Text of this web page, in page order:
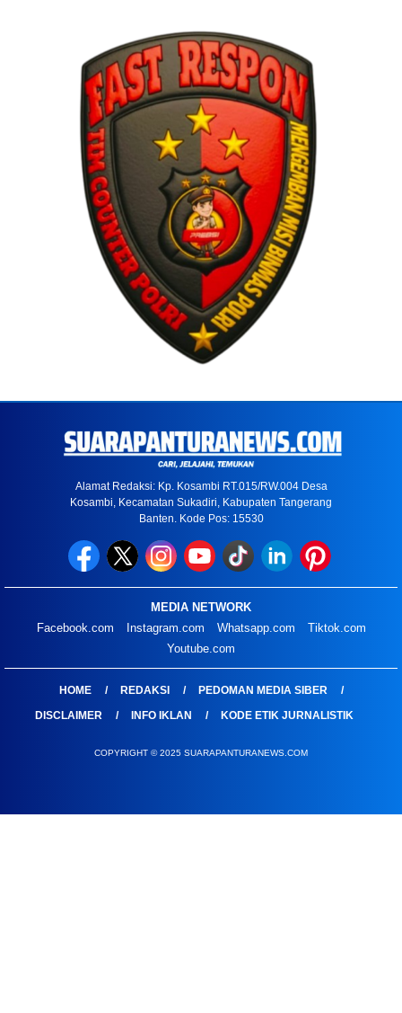
Alamat Redaksi: Kp. Kosambi RT.015/RW.004 Desa
Kosambi, Kecamatan Sukadiri, Kabupaten Tangerang
Banten. Kode Pos: 15530
MEDIA NETWORK
Facebook.com
Instagram.com Whatsapp.com
Tiktok.com
Youtube.com
HOME REDAKSI
PEDOMAN MEDIA SIBER
DISCLAIMER
INFO IKLAN KODE ETIK JURNALISTIK
COPYRIGHT © 2025 SUARAPANTURANEWS.COM